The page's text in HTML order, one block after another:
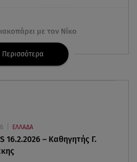
με τον Νίκο
αξία του μαύρου
Από τη Μύκονο «πετάχτηκε»
Περισσότερα
ΕΛΛΑΔΑ
16.2.2026 – Καθηγητής Γ.